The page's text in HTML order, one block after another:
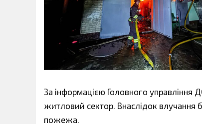
За інформацією Головного управління
житловий сектор. Внаслідок влучання
пожежа.